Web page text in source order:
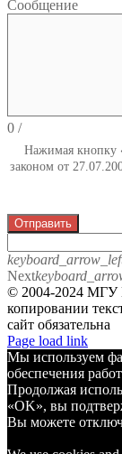
Сообщение
0 /
Нажимая кнопку
законом от
Отправить
Next
© 2004-2024
копировании
сайт обязательна
Telegram
Page load link
Мы используем
обеспечения
Продолжая
«OK», вы
Вы можете